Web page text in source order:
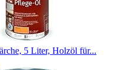
5 Liter, Holzöl für...